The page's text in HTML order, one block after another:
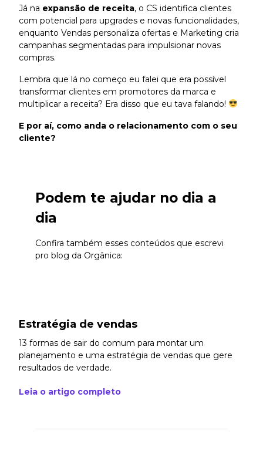
Já na expansão de receita, o CS identifica clientes
com potencial para upgrades e novas funcionalidades,
enquanto Vendas personaliza ofertas e Marketing cria
campanhas segmentadas para impulsionar novas
compras.
Lembra que lá no começo eu falei que era possível
transformar clientes em promotores da marca e
multiplicar a receita? Era disso que eu tava falando!
E por aí, como anda o relacionamento com o seu
cliente?
Podem te ajudar no dia a
dia
Confira também esses conteúdos que escrevi
pro blog da Orgânica:
Estratégia de vendas
13 formas de sair do comum para montar um
planejamento e uma estratégia de vendas que gere
resultados de verdade.
Leia o artigo completo